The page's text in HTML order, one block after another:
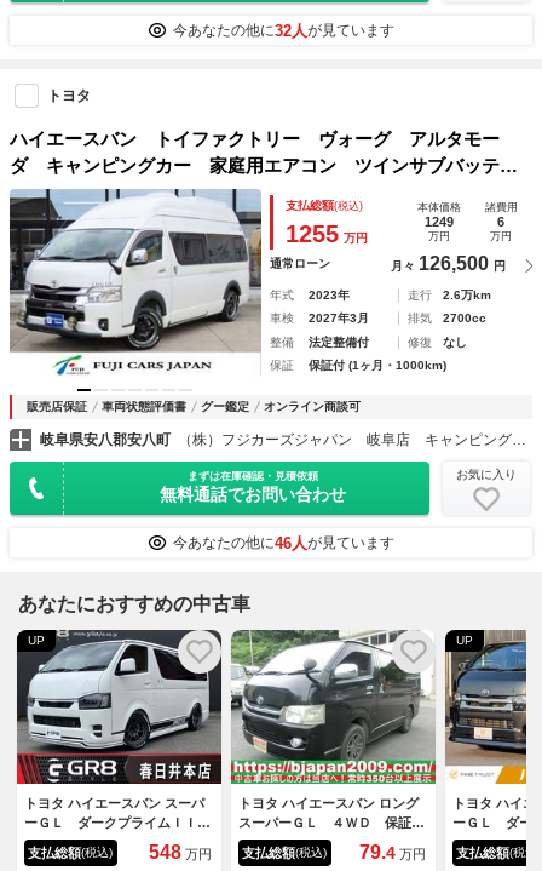
今あなたの他に32人が見ています
トヨタ
ハイエースバン トイファクトリー ヴォーグ アルタモー
ダ キャンピングカー 家庭用エアコン ツインサブバッテリ
ー １５００Ｗインバーター 走行充電 外部充電 シンク
給排水ポリタンク マックスファン リアスピーカー ＦＦヒ
ーター ＴＶモニター 社外ショック
支払総額(税込)
1255 万円
本体価格
1249
万円
諸費用
6
万円
通常ローン 月々 126,500 円
年式 2023年 走行
2.6万km
車検
2027年3月 排気
2700cc
整備
法定整備付 修復
なし
保証
保証付 (1ヶ月・1000km)
販売店保証 車両状態評価書 グー鑑定 オンライン商談可
岐阜県安八郡安八町 （株）フジカーズジャパン 岐阜店 キャンピングカ－
まずは在庫確認・見積依頼
無料通話でお問い合わせ
お気に入り
今あなたの他に46人が見ています
あなたにおすすめの中古車
UP
トヨタ ハイエースバン スーパ
ーＧＬ ダークプライムＩＩ
ＧＲ８デモカー／パノラミック
ビューモニター／両側電動スラ
支払総額(税込) 548 万円
トヨタ ハイエースバン ロング
スーパーＧＬ ４ＷＤ 保証付
き ディーゼル ＡＷ ターボ
車 パワーウィンド パワス
支払総額(税込) 79.4 万円
UP
トヨタ ハイ
ーＧＬ ダー
６ヶ月走行
特別仕様車
支払総額(税込)